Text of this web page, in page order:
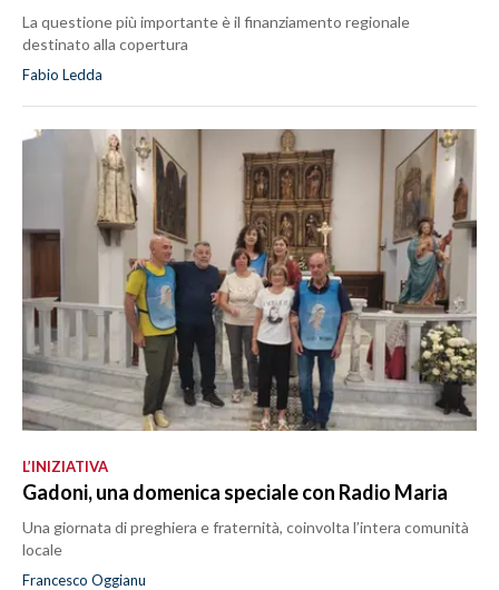
La questione più importante è il finanziamento regionale
destinato alla copertura
Fabio Ledda
L’INIZIATIVA
Gadoni, una domenica speciale con Radio Maria
Una giornata di preghiera e fraternità, coinvolta l’intera comunità
locale
Francesco Oggianu